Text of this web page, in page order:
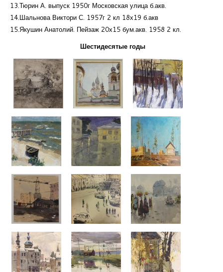
13.Тюрин А. выпуск 1950г Московская улица б.акв.
14.Шальнова Виктори С. 1957г 2 кл 18х19 б.акв
15.Якушин Анатолий. Пейзаж 20х15 бум.акв. 1958 2 кл.
Шестидесятые годы